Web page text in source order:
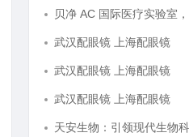
武汉配眼镜 上海配眼镜
武汉配眼镜 上海配眼镜
武汉配眼镜 上海配眼镜